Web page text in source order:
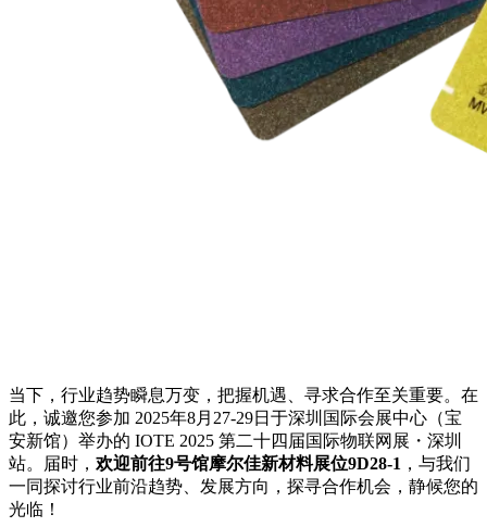
当下，行业趋势瞬息万变，把握机遇、寻求合作至关重要。在
此，诚邀您参加 2025年8月27-29日于深圳国际会展中心（宝
安新馆）举办的 IOTE 2025 第二十四届国际物联网展・深圳
站。届时， 欢迎前往9号馆摩尔佳新材料展位9D28-1 ，与我们
一同探讨行业前沿趋势、发展方向，探寻合作机会，静候您的
光临！